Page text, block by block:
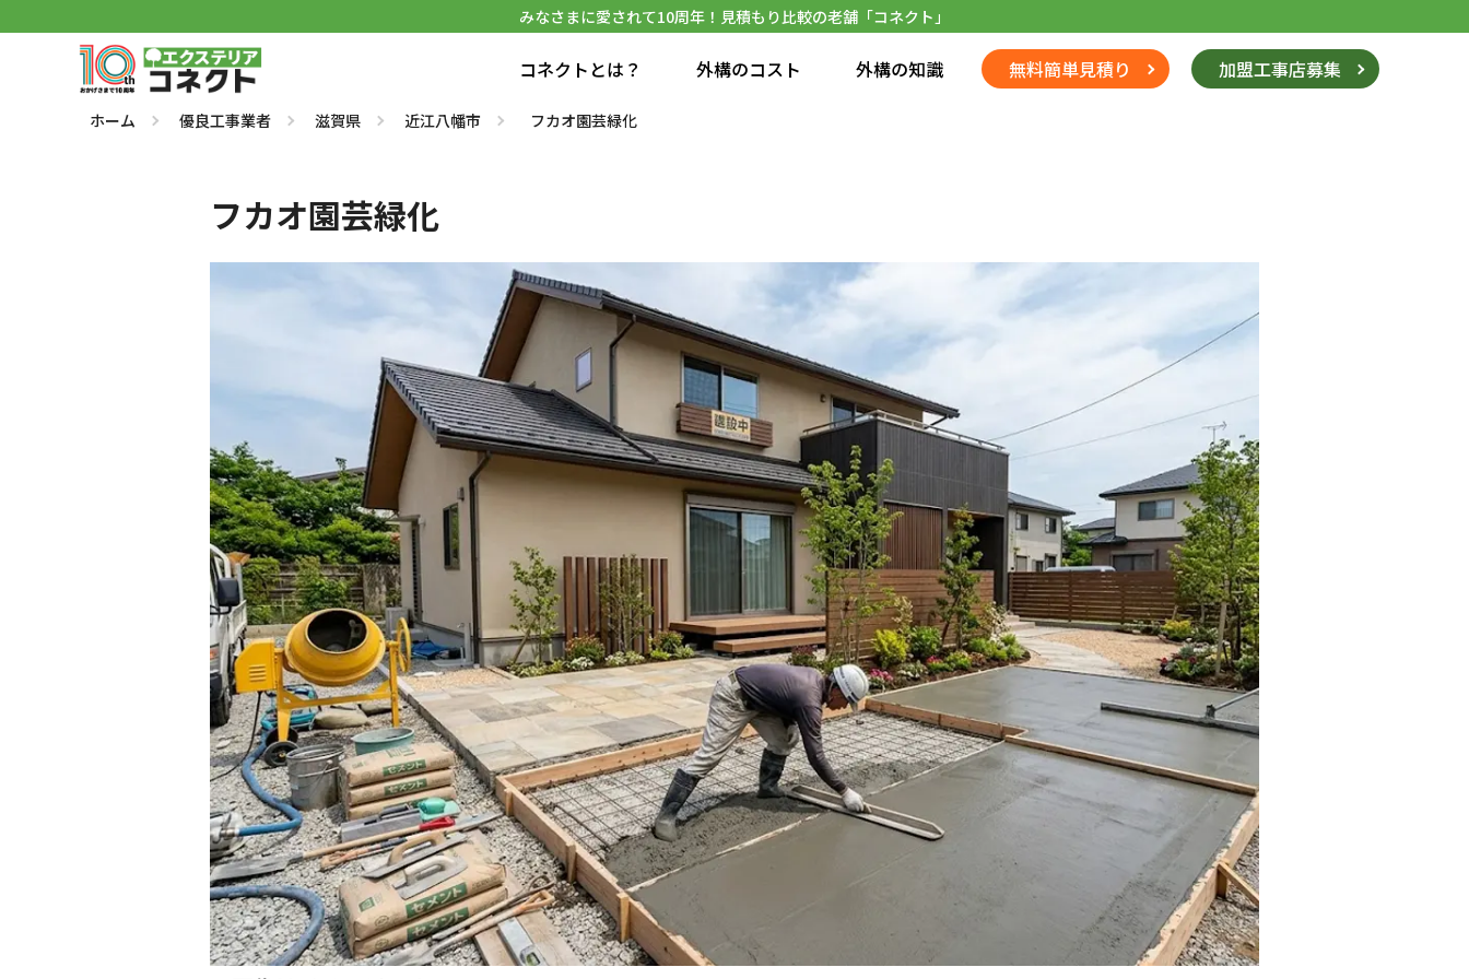
みなさまに愛されて10周年！見積もり比較の老舗「コネクト」
コネクトとは？ 外構のコスト 外構の知識 無料簡単見積り 加盟工事店募集
ホーム 優良工事業者 滋賀県 近江八幡市 フカオ園芸緑化
フカオ園芸緑化